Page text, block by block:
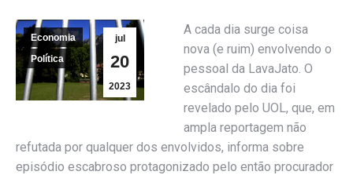
jul
20
2023
Economia
Política
A cada dia surge coisa
nova (e ruim) envolvendo o
pessoal da LavaJato. O
escândalo do dia foi
revelado pelo UOL, que, em
ampla reportagem não
refutada por qualquer dos envolvidos, informa sobre
episódio escabroso protagonizado pelo então procurador